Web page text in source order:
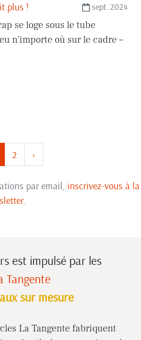
sept. 2024
plus !
se loge sous le tube
n'importe où sur le cadre –
2 ›
par email, inscrivez-vous à la
.
est impulsé par les
Tangente
sur mesure
La Tangente fabriquent